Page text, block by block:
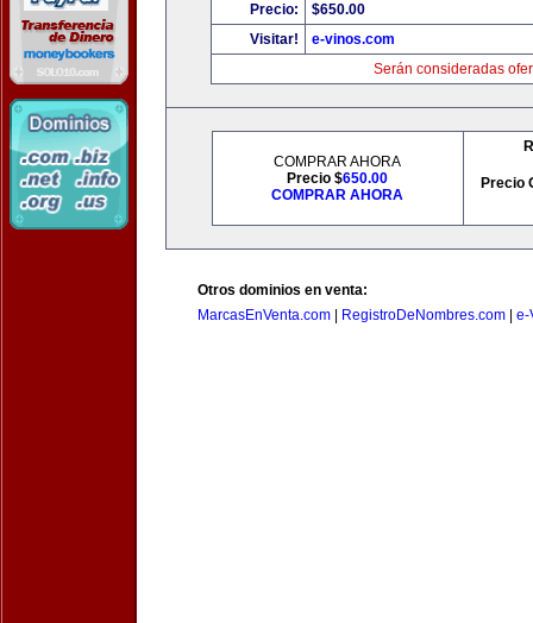
Precio:
$650.00
Visitar!
e-vinos.com
Serán consideradas
COMPRAR AHORA
Precio $650.00
COMPRAR AHORA
Precio
Otros dominios en venta:
MarcasEnVenta.com
RegistroDeNombres.com e-